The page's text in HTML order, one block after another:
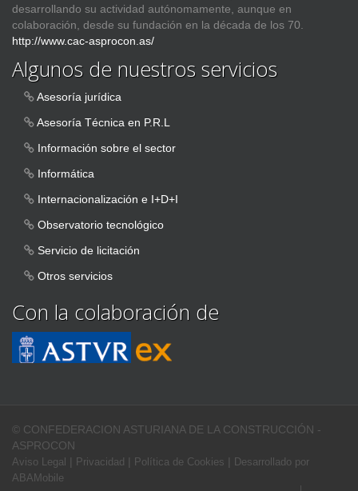
desarrollando su actividad autónomamente, aunque en
colaboración, desde su fundación en la década de los 70.
http://www.cac-asprocon.as/
Algunos de nuestros servicios
Asesoría jurídica
Asesoría Técnica en P.R.L
Información sobre el sector
Informática
Internacionalización e I+D+I
Observatorio tecnológico
Servicio de licitación
Otros servicios
Con la colaboración de
© CONFEDERACION ASTURIANA DE LA CONSTRUCCIÓN -
ASPROCON
Aviso Legal | Privacidad | Política de Cookies | Desarrollado por
ABAMobile